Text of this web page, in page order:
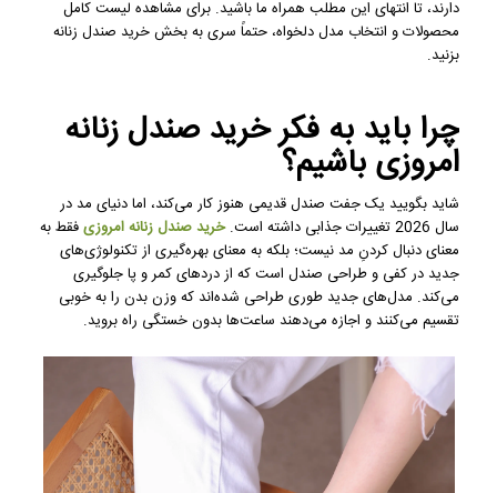
دارند، تا انتهای این مطلب همراه ما باشید. برای مشاهده لیست کامل
محصولات و انتخاب مدل دلخواه، حتماً سری به بخش خرید صندل زنانه
بزنید.
چرا باید به فکر خرید صندل زنانه
امروزی باشیم؟
شاید بگویید یک جفت صندل قدیمی هنوز کار می‌کند، اما دنیای مد در
سال 2026 تغییرات جذابی داشته است.
خرید صندل زنانه امروزیفقط به
معنای دنبال کردنِ مد نیست؛ بلکه به معنای بهره‌گیری از تکنولوژی‌های
جدید در کفی و طراحی صندل است که از دردهای کمر و پا جلوگیری
می‌کند. مدل‌های جدید طوری طراحی شده‌اند که وزن بدن را به خوبی
تقسیم می‌کنند و اجازه می‌دهند ساعت‌ها بدون خستگی راه بروید.